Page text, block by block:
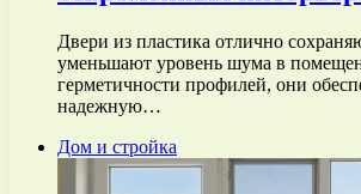
Двери из пластика отлично
уменьшают уровень шума в
герметичности профилей, они
надежную…
Дом и стройка